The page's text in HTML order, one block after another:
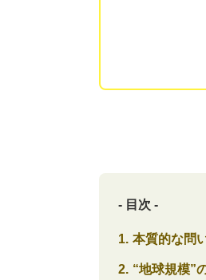
- 目次 -
本質的な問
“地球規模”